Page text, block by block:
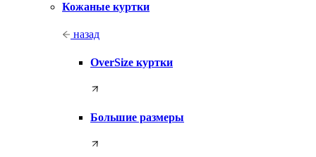
Кожаные куртки
назад
OverSize куртки
Большие размеры